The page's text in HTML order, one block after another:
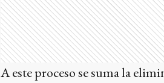
A este proceso se suma la